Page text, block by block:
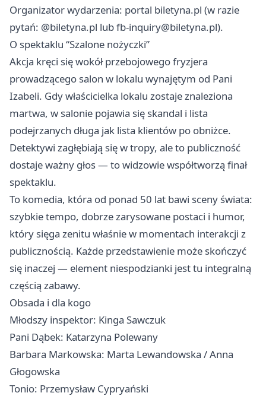
Organizator wydarzenia: portal biletyna.pl (w razie
pytań: @biletyna.pl lubfb-inquiry@biletyna.pl).
O spektaklu “Szalone nożyczki”
Akcja kręci się wokół przebojowego fryzjera
prowadzącego salon w lokalu wynajętym od Pani
Izabeli. Gdy właścicielka lokalu zostaje znaleziona
martwa, w salonie pojawia się skandal i lista
podejrzanych długa jak lista klientów po obniżce.
Detektywi zagłębiają się w tropy, ale to publiczność
dostaje ważny głos — to widzowie współtworzą finał
spektaklu.
To komedia, która od ponad 50 lat bawi sceny świata:
szybkie tempo, dobrze zarysowane postaci i humor,
który sięga zenitu właśnie w momentach interakcji z
publicznością. Każde przedstawienie może skończyć
się inaczej — element niespodzianki jest tu integralną
częścią zabawy.
Obsada i dla kogo
Młodszy inspektor: Kinga Sawczuk
Pani Dąbek: Katarzyna Polewany
Barbara Markowska: Marta Lewandowska / Anna
Głogowska
Tonio: Przemysław Cypryański